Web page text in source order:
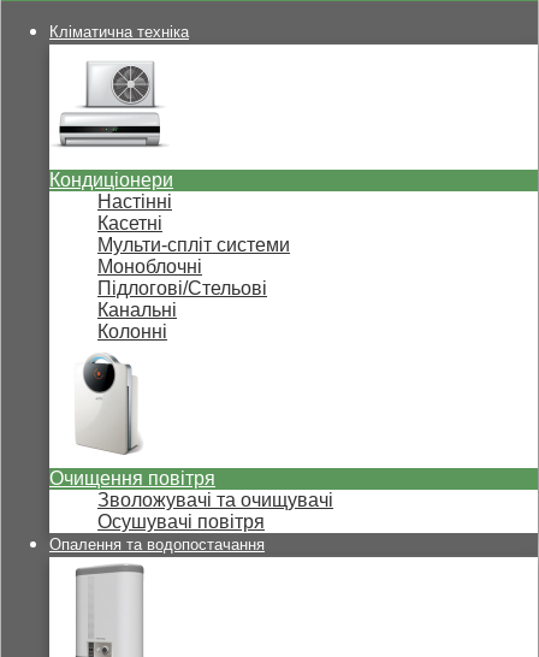
Кліматична техніка
Кондиціонери
Настінні
Касетні
Мульти-спліт системи
Моноблочні
Підлогові/Стельові
Канальні
Колонні
Очищення повітря
Зволожувачі та очищувачі
Осушувачі повітря
Опалення та водопостачання